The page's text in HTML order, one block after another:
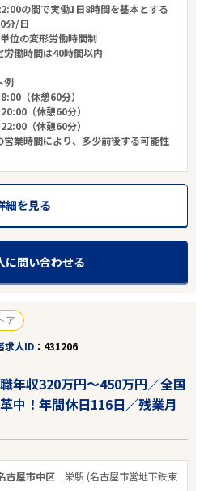
の間で実働1日8時間を基本とする
分/日
位の変形労働時間制
働時間は40時間以内
例
（休憩60分）
（休憩60分）
（休憩60分）
業時間により、多少前後する可能性
細を見る
に問い合わせる
ア
求人ID 431206
年収320万円～450万円／全国
中！年間休日116日／残業月
古屋市中区 栄駅 (名古屋市営地下鉄東